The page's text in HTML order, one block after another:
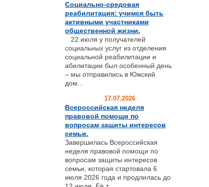
Социально-средовая
реабилитация: учимся быть
активными участниками
общественной жизни.
22 июля у получателей
социальных услуг из отделения
социальной реабилитации и
абилитации был особенный день
– мы отправились в Южский
дом...
17.07.2026
Всероссийская неделя
правовой помощи по
вопросам защиты интересов
семьи.
Завершилась Всероссийская
неделя правовой помощи по
вопросам защиты интересов
семьи, которая стартовала 6
июля 2026 года и продлилась до